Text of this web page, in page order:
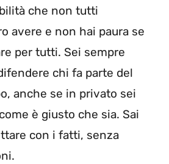
che non tutti
avere e non hai paura se
per tutti. Sei sempre
chi fa parte del
anche se in privato sei
è giusto che sia. Sai
con i fatti, senza